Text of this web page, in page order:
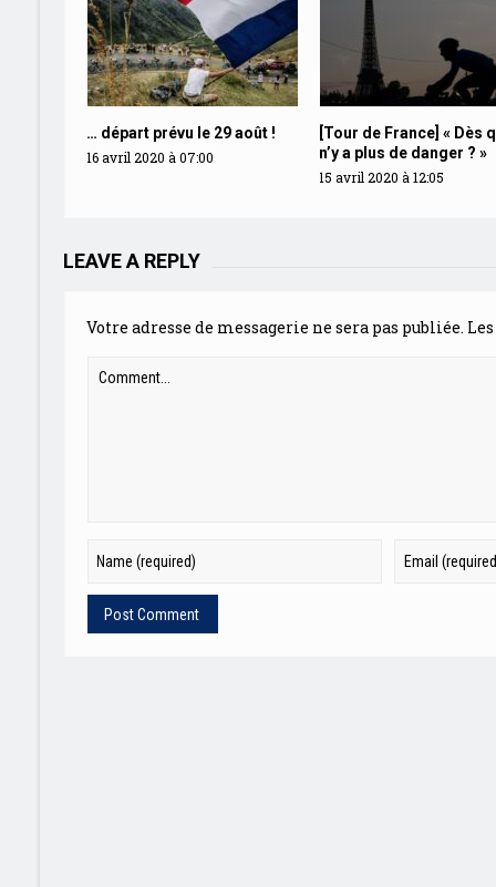
… départ prévu le 29 août !
16 avril 2020 à 07:00
[Tour de France] « Dès
n’y a plus de danger ? »
15 avril 2020 à 12:05
LEAVE A REPLY
Votre adresse de messagerie ne sera pas publiée.